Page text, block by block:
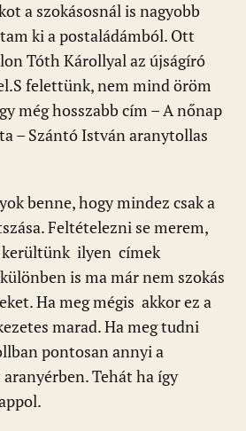
a szokásosnál is nagyobb
ki a postaládámból. Ott
Tóth Károllyal az újságíró
felettünk, nem mind öröm
még hosszabb cím – A nőnap
– Szántó István aranytollas
benne, hogy mindez csak a
Feltételezni se merem,
kerültünk ilyen címek
is ma már nem szokás
Ha meg mégis akkor ez a
marad. Ha meg tudni
pontosan annyi a
Tehát ha így